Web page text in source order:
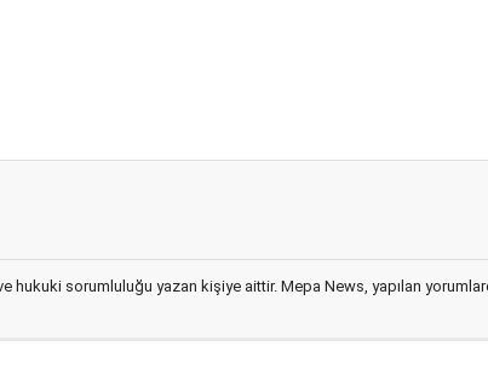
hukuki sorumluluğu yazan kişiye aittir. Mepa News, yapılan